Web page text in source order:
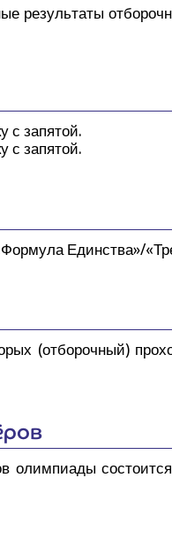
резуль­та­ты
с запя­той.
с запя­той.
Единства»/
(отбо­роч­ный)
олим­пи­а­ды